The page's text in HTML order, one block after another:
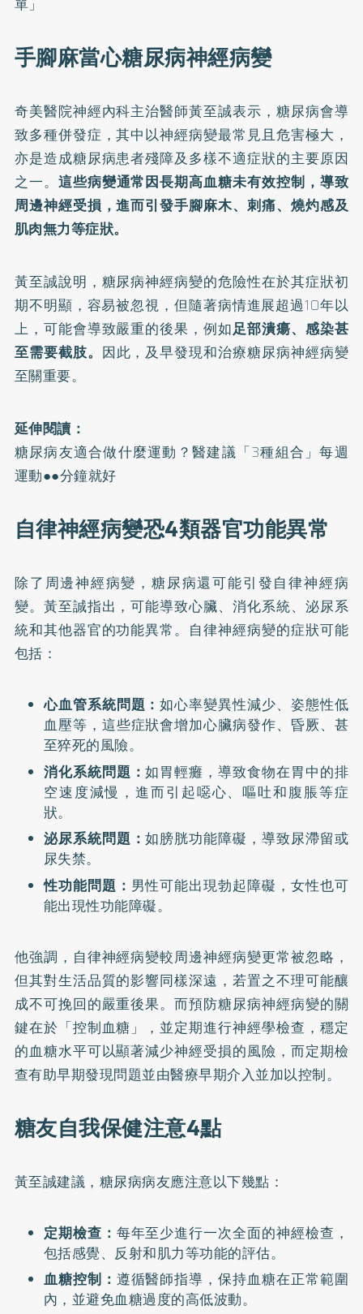
單」
手腳麻當心糖尿病神經病變
奇美醫院神經內科主治醫師黃至誠表示，糖尿病會導
致多種併發症，其中以神經病變最常見且危害極大，
亦是造成糖尿病患者殘障及多樣不適症狀的主要原因
之一。 這些病變通常因長期高血糖未有效控制，導致
周邊神經受損，進而引發手腳麻木、刺痛、燒灼感及
肌肉無力等症狀。
黃至誠說明，糖尿病神經病變的危險性在於其症狀初
期不明顯，容易被忽視，但隨著病情進展超過10年以
上，可能會導致嚴重的後果，例如足部潰瘍、感染甚
至需要截肢。 因此，及早發現和治療糖尿病神經病變
至關重要。
延伸閱讀：
糖尿病友適合做什麼運動？醫建議「3種組合」每週
運動●●分鐘就好
自律神經病變恐4類器官功能異常
除了周邊神經病變，糖尿病還可能引發自律神經病
變。黃至誠指出，可能導致心臟、消化系統、泌尿系
統和其他器官的功能異常。自律神經病變的症狀可能
包括：
心血管系統問題：如心率變異性減少、姿態性低
血壓等，這些症狀會增加心臟病發作、昏厥、甚
至猝死的風險。
消化系統問題：如胃輕癱，導致食物在胃中的排
空速度減慢，進而引起噁心、嘔吐和腹脹等症
狀。
泌尿系統問題：如膀胱功能障礙，導致尿滯留或
尿失禁。
性功能問題： 男性可能出現勃起障礙，女性也可
能出現性功能障礙。
他強調，自律神經病變較周邊神經病變更常被忽略，
但其對生活品質的影響同樣深遠，若置之不理可能釀
成不可挽回的嚴重後果。而預防糖尿病神經病變的關
鍵在於「控制血糖」，並定期進行神經學檢查，穩定
的血糖水平可以顯著減少神經受損的風險，而定期檢
查有助早期發現問題並由醫療早期介入並加以控制。
糖友自我保健注意4點
黃至誠建議，糖尿病病友應注意以下幾點：
定期檢查： 每年至少進行一次全面的神經檢查，
包括感覺、反射和肌力等功能的評估。
血糖控制： 遵循醫師指導，保持血糖在正常範圍
內，並避免血糖過度的高低波動。